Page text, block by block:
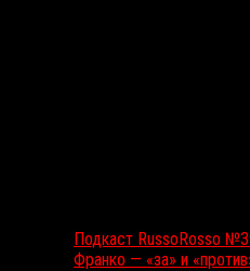
Подкаст RussoRosso
Франко — «за» и